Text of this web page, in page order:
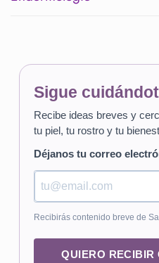
Sigue
Recibe ideas breves y
tu piel, tu rostro y tu
Déjanos tu correo
Recibirás contenido breve de
QUIERO RECIBIR